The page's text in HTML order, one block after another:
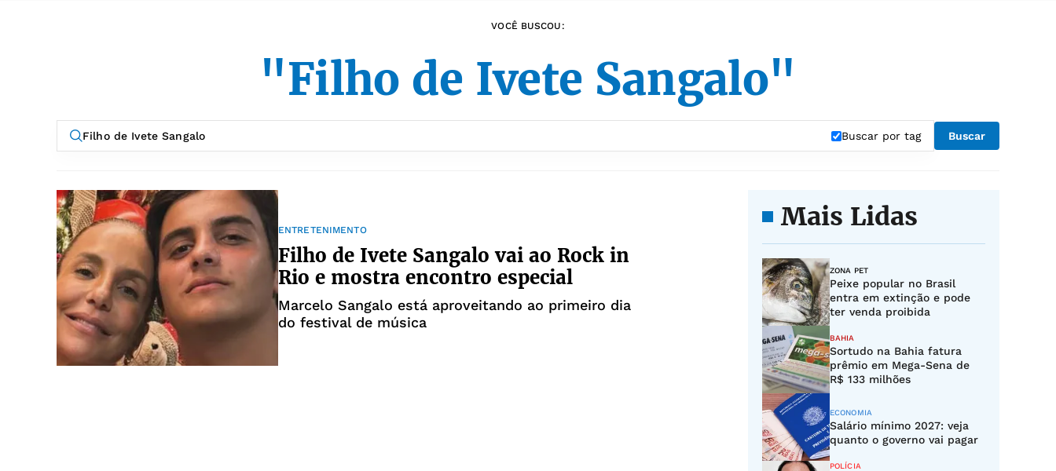
VOCÊ BUSCOU:
"Filho de Ivete Sangalo"
Buscar por tag Buscar
ENTRETENIMENTO
Filho de Ivete Sangalo vai ao Rock in
Rio e mostra encontro especial
Marcelo Sangalo está aproveitando ao primeiro dia
do festival de música
Mais Lidas
ZONA PET
Peixe popular no Brasil
entra em extinção e pode
ter venda proibida
BAHIA
Sortudo na Bahia fatura
prêmio em Mega-Sena de
R$ 133 milhões
ECONOMIA
Salário mínimo 2027: veja
quanto o governo vai pagar
POLÍCIA